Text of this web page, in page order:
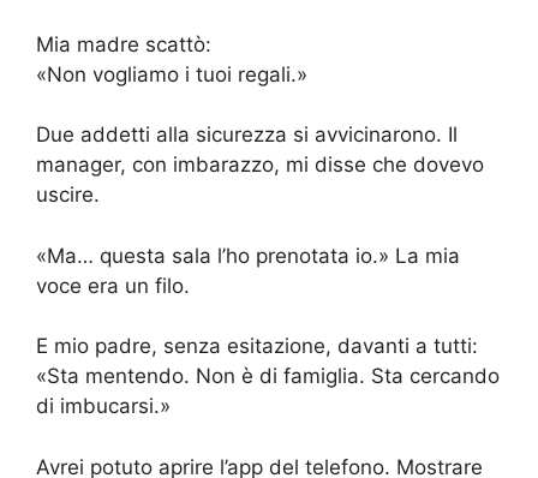
Mia madre scattò:
«Non vogliamo i tuoi regali.»
Due addetti alla sicurezza si avvicinarono. Il
manager, con imbarazzo, mi disse che dovevo
uscire.
«Ma… questa sala l’ho prenotata io.» La mia
voce era un filo.
E mio padre, senza esitazione, davanti a tutti:
«Sta mentendo. Non è di famiglia. Sta cercando
di imbucarsi.»
Avrei potuto aprire l’app del telefono. Mostrare